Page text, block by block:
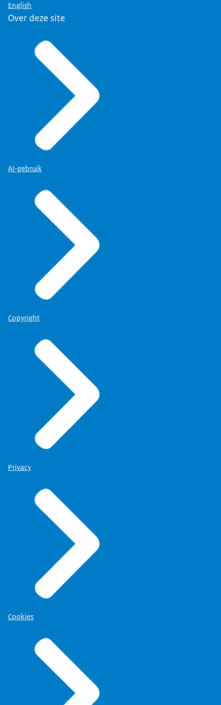
English
Over deze site
AI-gebruik
Copyright
Privacy
Cookies